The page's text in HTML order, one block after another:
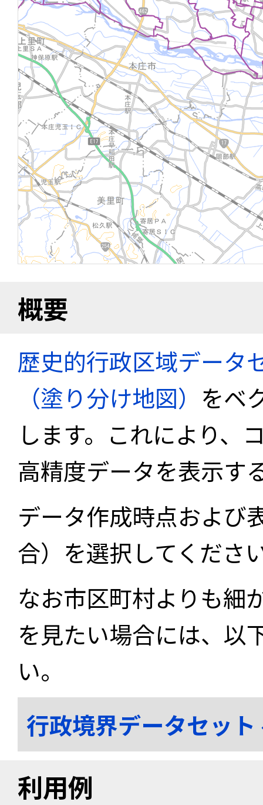
概要
歴史的行政区域データ
（塗り分け地図） をベ
します。これにより、
高精度データを表示す
データ作成時点および
合）を選択してくださ
なお市区町村よりも細
を見たい場合には、以
い。
行政境界データセッ
利用例